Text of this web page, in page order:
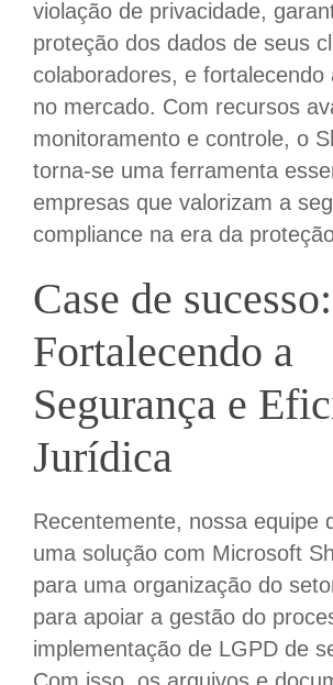
violação de privacidade,
proteção dos dados de seus
colaboradores, e fortalecendo
no mercado. Com recursos
monitoramento e controle, o
torna-se uma ferramenta
empresas que valorizam a
compliance na era da
Case de sucesso:
Fortalecendo a
Segurança e
Jurídica
Recentemente, nossa equipe
uma solução com Microsoft
para uma organização do
para apoiar a gestão do
implementação de LGPD de